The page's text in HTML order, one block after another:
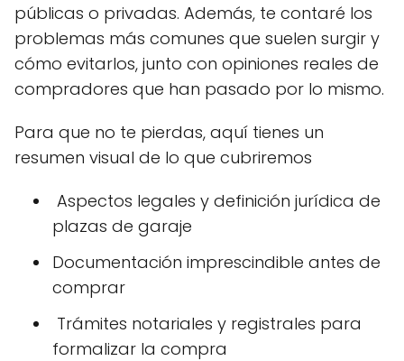
públicas o privadas. Además, te contaré los
problemas más comunes que suelen surgir y
cómo evitarlos, junto con opiniones reales de
compradores que han pasado por lo mismo.
Para que no te pierdas, aquí tienes un
resumen visual de lo que cubriremos
️ Aspectos legales y definición jurídica de
plazas de garaje
Documentación imprescindible antes de
comprar
️ Trámites notariales y registrales para
formalizar la compra